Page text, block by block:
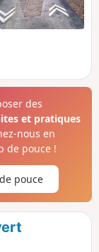
des
et pratiques
nous en
de pouce !
pouce